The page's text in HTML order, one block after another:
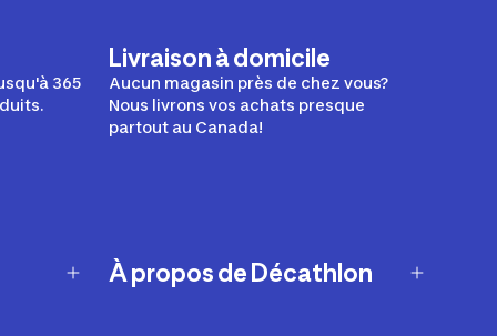
365
Livraison à domicile
Aucun magasin près de chez vous?
Nous livrons vos achats presque
partout au Canada!
À propos de Décathlon